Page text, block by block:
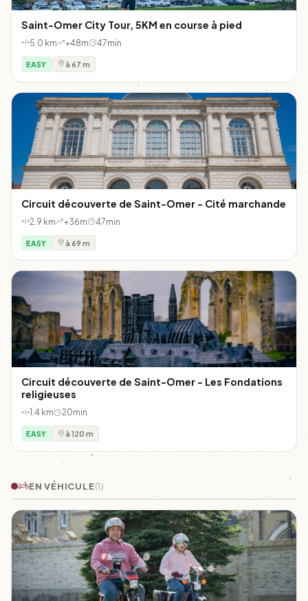
Saint-Omer City Tour, 5KM en course à pied
5.0 km +48m 47min
EASY à 67 m
Circuit découverte de Saint-Omer - Cité marchande
2.9 km +36m 47min
EASY à 69 m
Circuit découverte de Saint-Omer - Les Fondations
religieuses
1.4 km 20min
EASY à 120 m
EN VÉHICULE(1)